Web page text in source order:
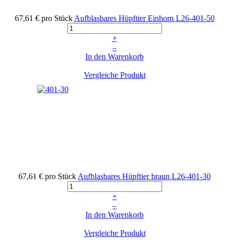
67,61 € pro Stück Aufblasbares Hüpftier Einhorn L26-401-50
+
–
In den Warenkorb
Vergleiche Produkt
67,61 € pro Stück Aufblasbares Hüpftier braun L26-401-30
+
–
In den Warenkorb
Vergleiche Produkt